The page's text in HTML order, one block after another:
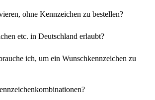
ohne Kennzeichen zu bestellen?
etc. in Deutschland erlaubt?
ich, um ein Wunschkennzeichen zu